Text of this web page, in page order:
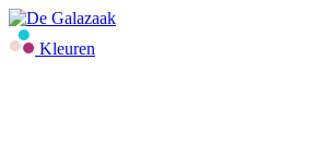
Kleuren